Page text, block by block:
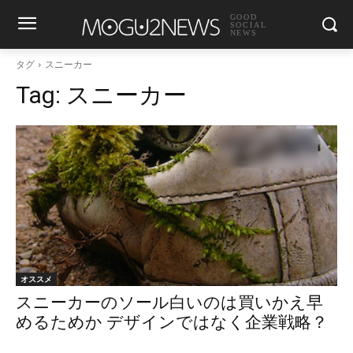
GOOD
SOCIAL
NEWS
タグ スニーカー
Tag: スニーカー
オススメ
スニーカーのソール白いのは買いかえ早
めるためか デザインではなく企業戦略？